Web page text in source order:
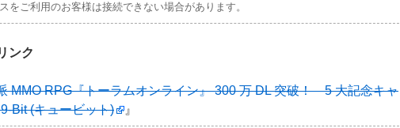
をご利用のお客様は接続できない場合があります。
ンク
MMO RPG『トーラムオンライン』 300 万 DL 突破！ 5 大記念キャ
Bit (キュービット)
』